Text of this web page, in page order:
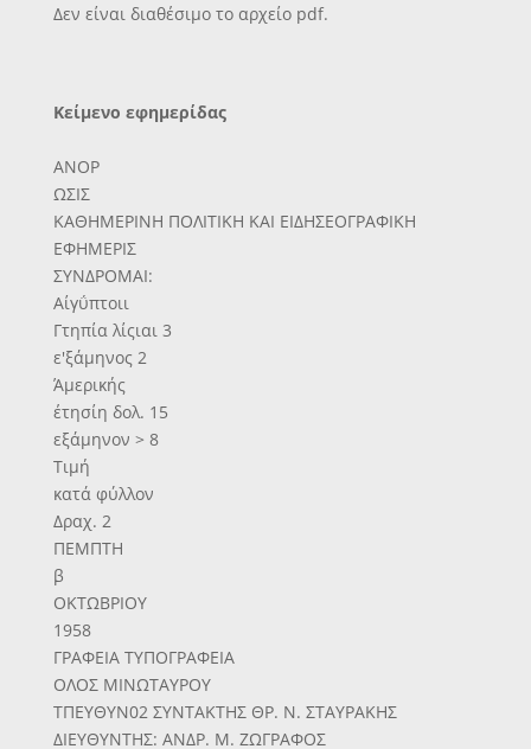
Δεν είναι διαθέσιμο το αρχείο pdf.
Κείμενο εφημερίδας
ΑΝΟΡ
ΩΣΙΣ
ΚΑΘΗΜΕΡΙΝΗ ΠΟΛΙΤΙΚΗ ΚΑΙ ΕΙΔΗΣΕΟΓΡΑΦΙΚΗ
ΕΦΗΜΕΡΙΣ
ΣΥΝΔΡΟΜΑΙ:
Αίγΰπτοιι
Γτηπία λίςιαι 3
ε'ξάμηνος 2
Άμερικής
έτησίη δολ. 15
εξάμηνον > 8
Τιμή
κατά φύλλον
Δραχ. 2
ΠΕΜΠΤΗ
β
ΟΚΤΩΒΡΙΟΥ
1958
ΓΡΑΦΕΙΑ ΤΥΠΟΓΡΑΦΕΙΑ
ΟΛΟΣ ΜΙΝΩΤΑΥΡΟΥ
ΤΠΕΥΘΥΝ02 ΣΥΝΤΑΚΤΗΣ ΘΡ. Ν. ΣΤΑΥΡΑΚΗΣ
ΔΙΕΥΘΥΝΤΗΣ: ΑΝΔΡ. Μ. ΖΩΓΡΑΦΟΣ